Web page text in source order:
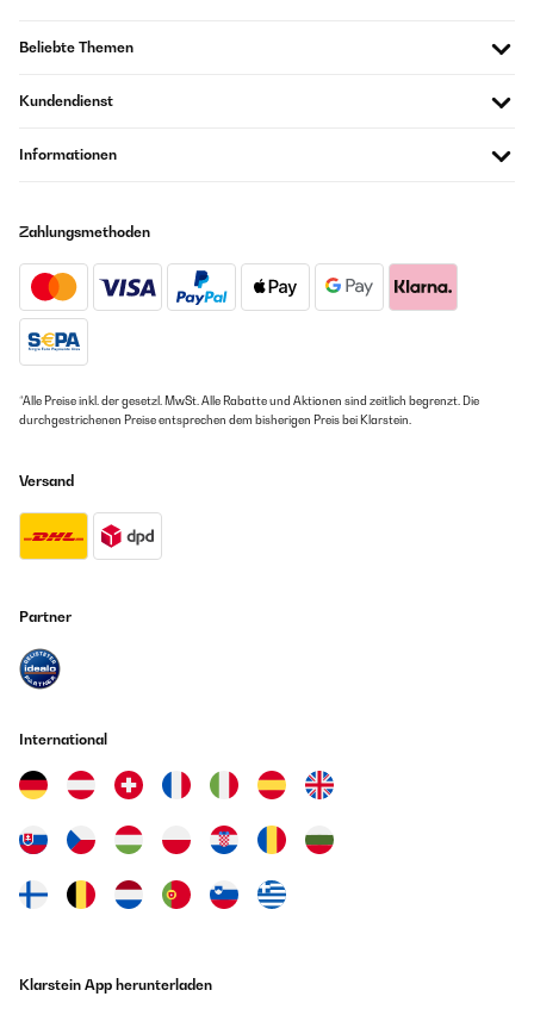
Beliebte Themen
Kundendienst
Informationen
Zahlungsmethoden
*Alle Preise inkl. der gesetzl. MwSt. Alle Rabatte und Aktionen sind zeitlich begrenzt. Die
durchgestrichenen Preise entsprechen dem bisherigen Preis bei Klarstein.
Versand
Partner
International
Klarstein App herunterladen